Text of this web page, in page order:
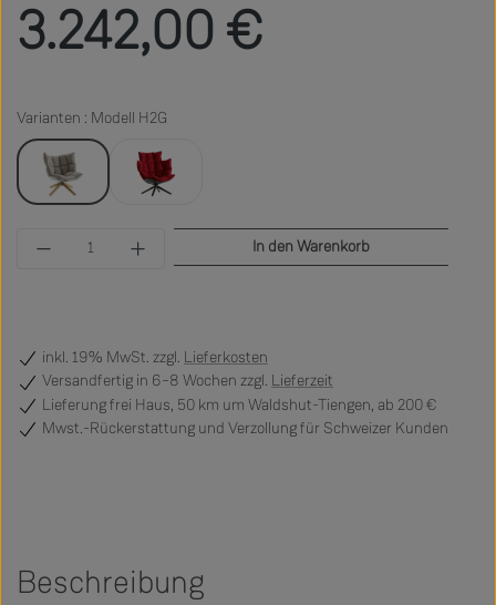
3.242,00 €
Varianten : Modell H2G
Modell H2G Modell H3G
Produkt Anzahl: Gib den gewünschten Wert
In den Warenkorb
inkl. 19% MwSt. zzgl. Lieferkosten
Versandfertig in 6–8 Wochen zzgl. Lieferzeit
Lieferung frei Haus, 50 km um Waldshut-Tiengen, ab 200 €
Mwst.-Rückerstattung und Verzollung für Schweizer Kunden
Beschreibung